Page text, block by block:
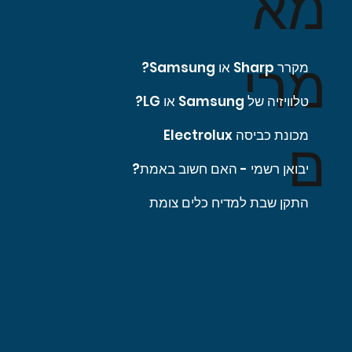
מרי
ם
מקרר Sharp או Samsung?
טלוויזיה של Samsung או LG?
מכונת כביסה Electrolux
יבואן רשמי - האם חשוב באמת?
התקן שבת למדיח כלים צומת